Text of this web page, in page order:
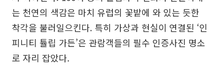
는 천연의 색감은 마치 유럽의 꽃밭에 와 있는 듯한
착각을 불러일으킨다. 특히 가상과 현실이 연결된 ‘인
피니티 튤립 가든’은 관람객들의 필수 인증사진 명소
로 자리 잡았다.